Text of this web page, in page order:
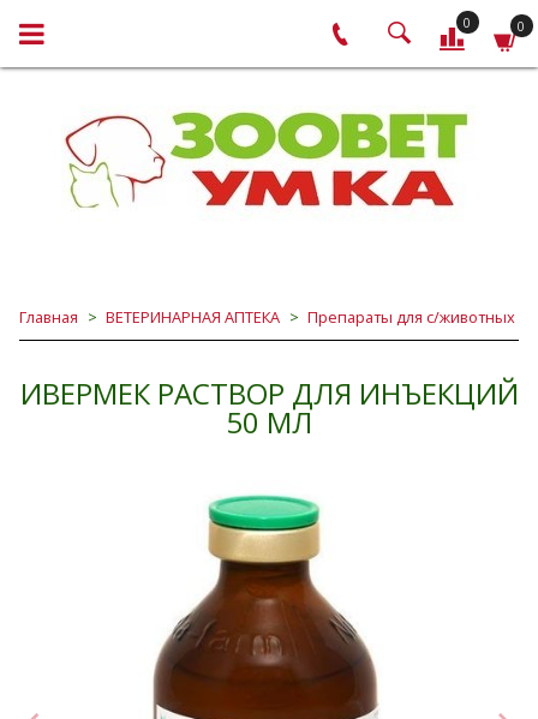
0 0
Главная ВЕТЕРИНАРНАЯ АПТЕКА Препараты для с/животных
ИВЕРМЕК РАСТВОР ДЛЯ ИНЪЕКЦИЙ
50 МЛ